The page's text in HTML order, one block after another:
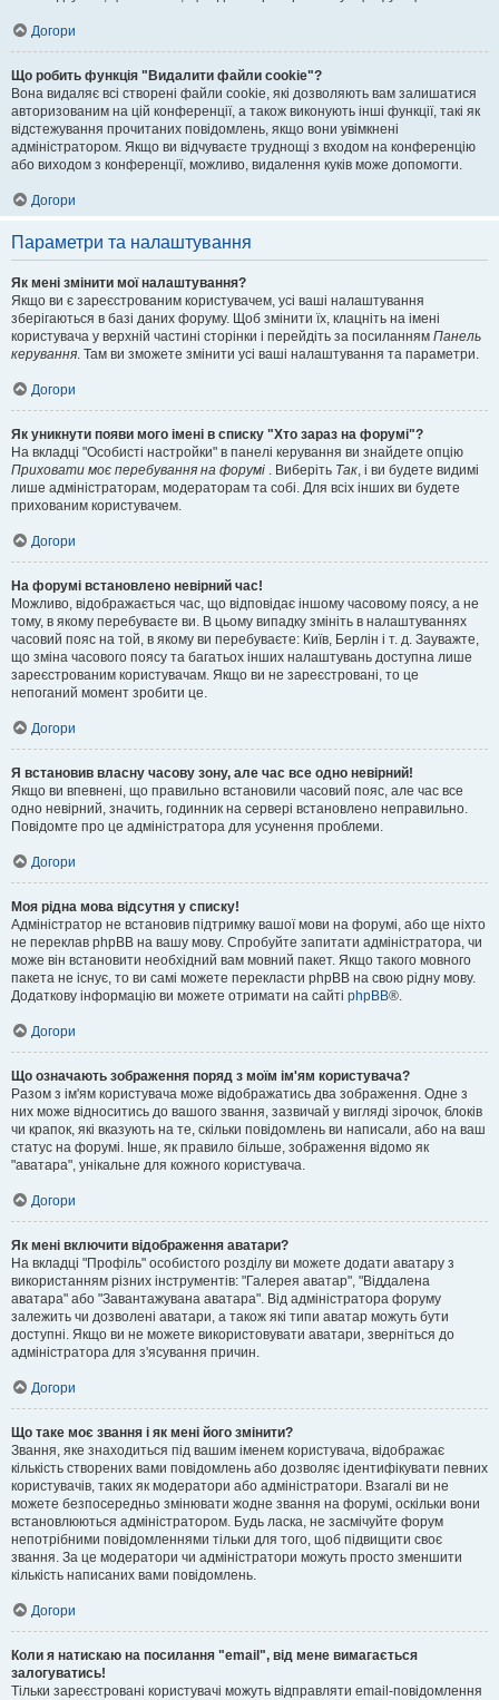
Догори
Що робить функція "Видалити файли cookie"?
Вона видаляє всі створені файли cookie, які дозволяють вам залишатися
авторизованим на цій конференції, а також виконують інші функції, такі як
відстежування прочитаних повідомлень, якщо вони увімкнені
адміністратором. Якщо ви відчуваєте труднощі з входом на конференцію
або виходом з конференції, можливо, видалення куків може допомогти.
Догори
Параметри та налаштування
Як мені змінити мої налаштування?
Якщо ви є зареєстрованим користувачем, усі ваші налаштування
зберігаються в базі даних форуму. Щоб змінити їх, клацніть на імені
користувача у верхній частині сторінки і перейдіть за посиланням Панель
керування. Там ви зможете змінити усі ваші налаштування та параметри.
Догори
Як уникнути появи мого імені в списку "Хто зараз на форумі"?
На вкладці "Особисті настройки" в панелі керування ви знайдете опцію
Приховати моє перебування на форумі . Виберіть Так, і ви будете видимі
лише адміністраторам, модераторам та собі. Для всіх інших ви будете
прихованим користувачем.
Догори
На форумі встановлено невірний час!
Можливо, відображається час, що відповідає іншому часовому поясу, а не
тому, в якому перебуваєте ви. В цьому випадку змініть в налаштуваннях
часовий пояс на той, в якому ви перебуваєте: Київ, Берлін і т. д. Зауважте,
що зміна часового поясу та багатьох інших налаштувань доступна лише
зареєстрованим користувачам. Якщо ви не зареєстровані, то це
непоганий момент зробити це.
Догори
Я встановив власну часову зону, але час все одно невірний!
Якщо ви впевнені, що правильно встановили часовий пояс, але час все
одно невірний, значить, годинник на сервері встановлено неправильно.
Повідомте про це адміністратора для усунення проблеми.
Догори
Моя рідна мова відсутня у списку!
Адміністратор не встановив підтримку вашої мови на форумі, або ще ніхто
не переклав phpBB на вашу мову. Спробуйте запитати адміністратора, чи
може він встановити необхідний вам мовний пакет. Якщо такого мовного
пакета не існує, то ви самі можете перекласти phpBB на свою рідну мову.
Додаткову інформацію ви можете отримати на сайті phpBB®.
Догори
Що означають зображення поряд з моїм ім'ям користувача?
Разом з ім'ям користувача може відображатись два зображення. Одне з
них може відноситись до вашого звання, зазвичай у вигляді зірочок, блоків
чи крапок, які вказують на те, скільки повідомлень ви написали, або на ваш
статус на форумі. Інше, як правило більше, зображення відомо як
"аватара", унікальне для кожного користувача.
Догори
Як мені включити відображення аватари?
На вкладці "Профіль" особистого розділу ви можете додати аватару з
використанням різних інструментів: "Галерея аватар", "Віддалена
аватара" або "Завантажувана аватара". Від адміністратора форуму
залежить чи дозволені аватари, а також які типи аватар можуть бути
доступні. Якщо ви не можете використовувати аватари, зверніться до
адміністратора для з'ясування причин.
Догори
Що таке моє звання і як мені його змінити?
Звання, яке знаходиться під вашим іменем користувача, відображає
кількість створених вами повідомлень або дозволяє ідентифікувати певних
користувачів, таких як модератори або адміністратори. Взагалі ви не
можете безпосередньо змінювати жодне звання на форумі, оскільки вони
встановлюються адміністратором. Будь ласка, не засмічуйте форум
непотрібними повідомленнями тільки для того, щоб підвищити своє
звання. За це модератори чи адміністратори можуть просто зменшити
кількість написаних вами повідомлень.
Догори
Коли я натискаю на посилання "email", від мене вимагається
залогуватись!
Тільки зареєстровані користувачі можуть відправляти email-повідомлення